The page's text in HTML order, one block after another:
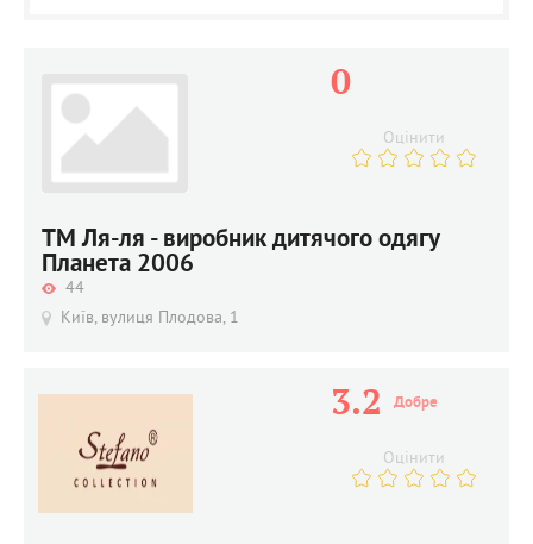
ТМ Ля-ля - виробник дитячого одягу
Планета 2006
44
Київ, вулиця Плодова, 1
0
Оцінити
3.2 Добре
Оцінити